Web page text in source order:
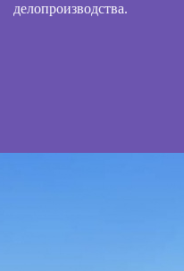
делопроизводства.